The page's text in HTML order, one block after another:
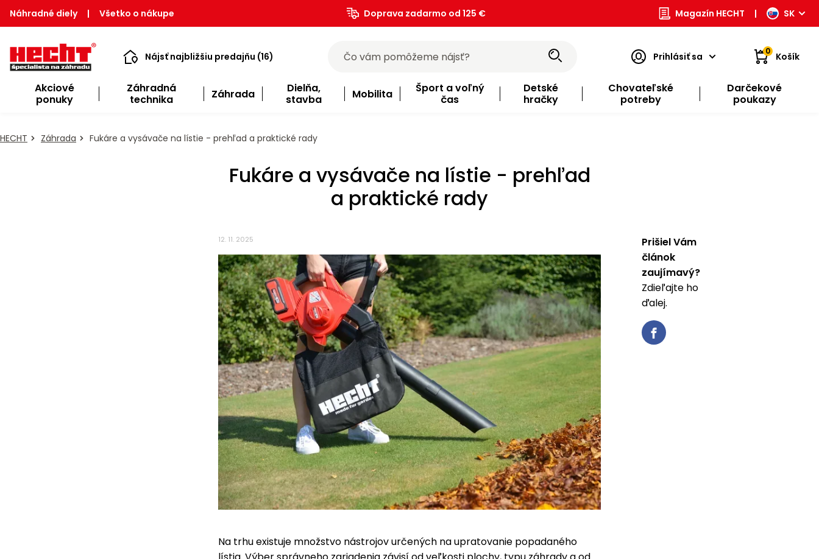
Náhradné diely | Všetko o nákupe Doprava zadarmo od 125 € Magazín HECHT | SK
Nájsť najbližšiu predajňu (16) Prihlásiť sa 0 Košík
Akciové
ponuky
Záhradná
technika
Záhrada
Dielňa,
stavba
Mobilita
Šport a voľný
čas
Detské
hračky
Chovateľské
potreby
Darčekové
poukazy
HECHT Záhrada Fukáre a vysávače na lístie - prehľad a praktické rady
Fukáre a vysávače na lístie - prehľad
a praktické rady
12. 11. 2025
Na trhu existuje množstvo nástrojov určených na upratovanie popadaného
Prišiel Vám
článok
zaujímavý?
Zdieľajte ho
ďalej.